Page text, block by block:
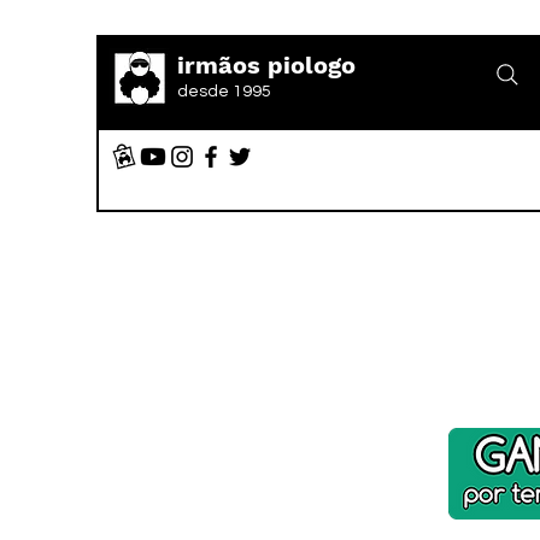
irmãos piologo
desde 1995